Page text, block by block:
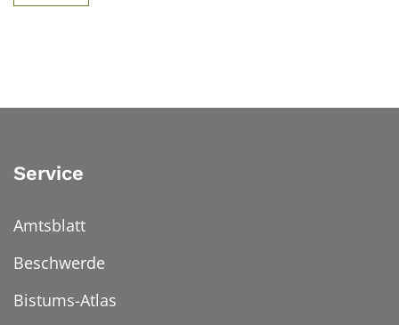
Service
Amtsblatt
Beschwerde
Bistums-Atlas